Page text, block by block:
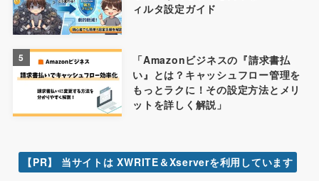
ィルタ設定ガイド
5
「Amazonビジネスの『請求書払
い』とは？キャッシュフロー管理を
もっとラクに！その設定方法とメリ
ットを詳しく解説」
【PR】 当サイトは XWRITE＆Xserverを利用しています